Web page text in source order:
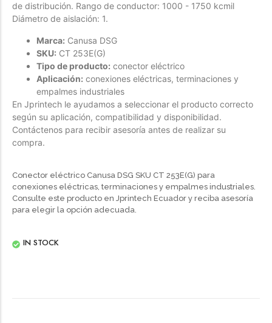
Video
de distribución. Rango de conductor: 1000 - 1750 kcmil
Diámetro de aislación: 1.
Marca: Canusa DSG
SKU: CT 253E(G)
Tipo de producto: conector eléctrico
Aplicación: conexiones eléctricas, terminaciones y
empalmes industriales
En Jprintech le ayudamos a seleccionar el producto correcto
según su aplicación, compatibilidad y disponibilidad.
Contáctenos para recibir asesoría antes de realizar su
compra.
Conector eléctrico Canusa DSG SKU CT 253E(G) para
conexiones eléctricas, terminaciones y empalmes industriales.
Consulte este producto en Jprintech Ecuador y reciba asesoría
para elegir la opción adecuada.
IN STOCK